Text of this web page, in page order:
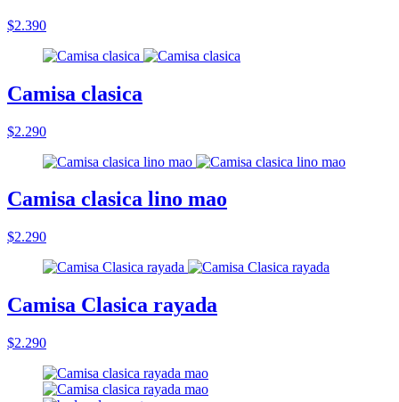
$2.390
Camisa clasica
$2.290
Camisa clasica lino mao
$2.290
Camisa Clasica rayada
$2.290